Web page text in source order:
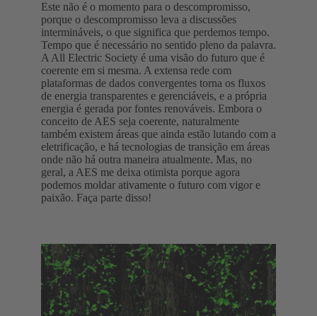
Este não é o momento para o descompromisso,
porque o descompromisso leva a discussões
intermináveis, o que significa que perdemos tempo.
Tempo que é necessário no sentido pleno da palavra.
A All Electric Society é uma visão do futuro que é
coerente em si mesma. A extensa rede com
plataformas de dados convergentes torna os fluxos
de energia transparentes e gerenciáveis, e a própria
energia é gerada por fontes renováveis. Embora o
conceito de AES seja coerente, naturalmente
também existem áreas que ainda estão lutando com a
eletrificação, e há tecnologias de transição em áreas
onde não há outra maneira atualmente. Mas, no
geral, a AES me deixa otimista porque agora
podemos moldar ativamente o futuro com vigor e
paixão. Faça parte disso!